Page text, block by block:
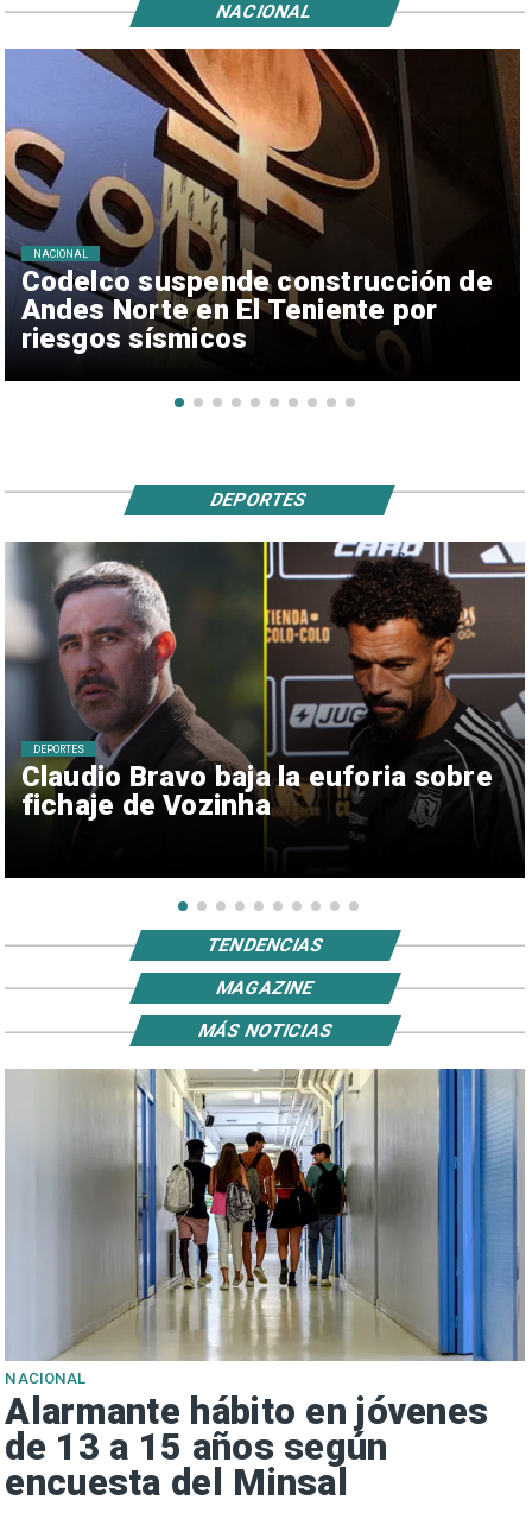
Codelco suspende construcción de
Andes Norte en El Teniente por
riesgos sísmicos
NACIONAL
NACIONAL
Claudio Bravo baja la euforia sobre
fichaje de Vozinha
DEPORTES
DEPORTES
TENDENCIAS
MAGAZINE
NACIONAL
Alarmante hábito en jóvenes
de 13 a 15 años según
encuesta del Minsal
MÁS NOTICIAS